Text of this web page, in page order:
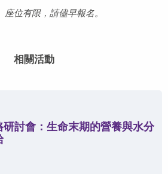
位有限，請儘早報名。
相關活動
研討會：生命末期的營養與水分